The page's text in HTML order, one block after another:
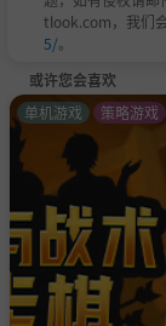
tlook.com，我们
5/。
或许您会喜欢
单机游戏 策略游戏